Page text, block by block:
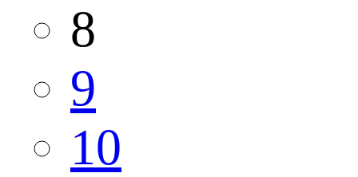
8
9
10